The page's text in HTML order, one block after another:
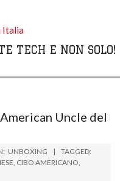
TECH E NON SOLO!
Uncle del
UNBOXING
TAGGED:
CIBO AMERICANO